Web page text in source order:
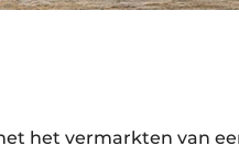
het ver­markten van